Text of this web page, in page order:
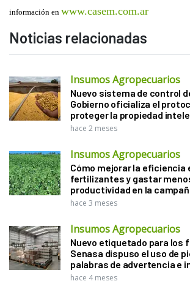
información en www.casem.com.ar
Noticias relacionadas
Insumos Agropecuarios
Nuevo sistema de control
Gobierno oficializa el
proteger la propiedad
hace 2 meses
Insumos Agropecuarios
Cómo mejorar la eficiencia
fertilizantes y gastar
productividad en la
hace 3 meses
Insumos Agropecuarios
Nuevo etiquetado para
Senasa dispuso el uso de
palabras de advertencia e
hace 4 meses